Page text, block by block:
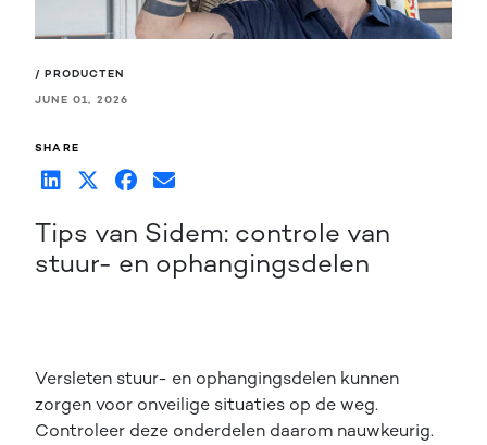
/ PRODUCTEN
JUNE 01, 2026
SHARE
Tips van Sidem: controle van
stuur- en ophangingsdelen
Versleten stuur- en ophangingsdelen kunnen
zorgen voor onveilige situaties op de weg.
Controleer deze onderdelen daarom nauwkeurig.